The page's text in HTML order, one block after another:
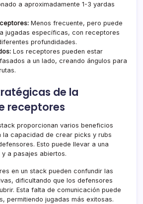
a aproximadamente 1-3 yardas
Menos frecuente, pero puede
jugadas específicas, con receptores
profundidades.
Los receptores pueden estar
a un lado, creando ángulos para
de la
receptores
proporcionan varios beneficios
la capacidad de crear picks y rubs
Esto puede llevar a una
a pasajes abiertos.
en un stack pueden confundir las
dificultando que los defensores
Esta falta de comunicación puede
permitiendo jugadas más exitosas.